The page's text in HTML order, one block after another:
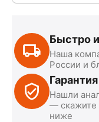
Быстро
Наша
России и
Нашли
— скажите
ниже